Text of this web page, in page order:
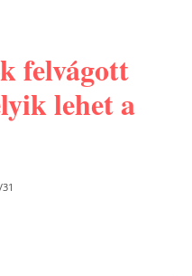
felvágott
lehet a